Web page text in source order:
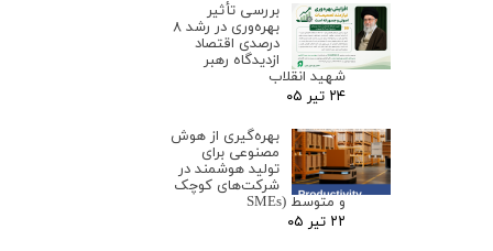
بررسی تأثیر
بهره‌وری در رشد ۸
درصدی اقتصاد
ازدیدگاه رهبر
شهید انقلاب
۲۴ تیر ۰۵
بهره‌گیری از هوش
مصنوعی برای
تولید هوشمند در
شرکت‌های کوچک
و متوسط (SMEs
۲۲ تیر ۰۵